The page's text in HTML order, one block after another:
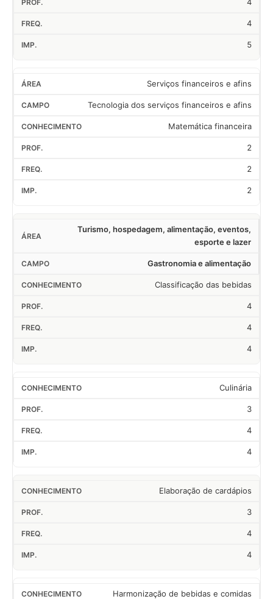
4
5
Serviços financeiros e afins
Tecnologia dos serviços financeiros e afins
Matemática financeira
2
2
2
Turismo, hospedagem, alimentação, eventos,
esporte e lazer
Gastronomia e alimentação
Classificação das bebidas
4
4
4
Culinária
3
4
4
Elaboração de cardápios
3
4
4
Harmonização de bebidas e comidas